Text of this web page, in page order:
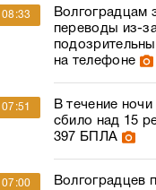
08:33
Волгоградцам
переводы из-
на телефоне
07:51
В течение
сбило над 15
397 БПЛА
07:00
Волгоградцев